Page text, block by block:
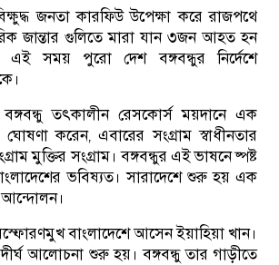
জনতা কারফিউ উপেক্ষা করে রাজপথে
জান্তার গুলিতে মারা যান ৩জন আহত হন
সময় পুরো দেশ বঙ্গবন্ধুর নির্দেশে
বঙ্গবন্ধু তৎকালীন রেসকোর্স ময়দানে এক
ঘোষণা করেন, এবারের সংগ্রাম স্বাধীনতার
মুক্তির সংগ্রাম। বঙ্গবন্ধুর এই ভাষনে ষ্পষ্ট
ভবিষ্যত। সারাদেশে শুরু হয় এক
বাংলাদেশে আসেন ইয়াহিয়া খান।
দীর্ঘ আলোচনা শুরু হয়। বঙ্গবন্ধু তার গাড়ীতে